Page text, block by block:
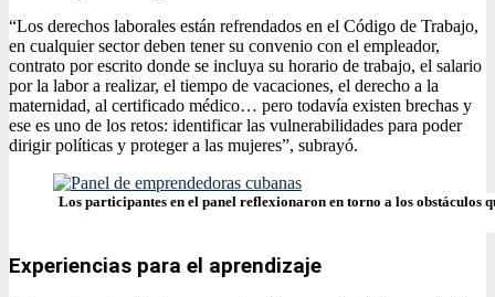
“Los derechos laborales están refrendados en el Código de Trabajo,
en cualquier sector deben tener su convenio con el empleador,
contrato por escrito donde se incluya su horario de trabajo, el salario
por la labor a realizar, el tiempo de vacaciones, el derecho a la
maternidad, al certificado médico… pero todavía existen brechas y
ese es uno de los retos: identificar las vulnerabilidades para poder
dirigir políticas y proteger a las mujeres”, subrayó.
Los participantes en el panel reflexionaron en torno a los obstáculos
Experiencias para el aprendizaje